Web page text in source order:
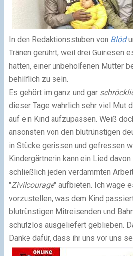
In den Redaktionsstuben von Blöd
Tränen gerührt, weil drei Guinesen
hatten, einer unbeholfenen Mutter
behilflich zu sein.
Es gehört im ganz und gar
dieser Tage wahrlich sehr viel Mut
auf ein Kind aufzupassen. Weiß
ansonsten von den blutrünstigen
in Stücke gerissen und gefressen
Kindergärtnerin kann ein Lied
schließlich jeden verdammten
"Zivilcourage" aufbieten. Ich wage
vorzustellen, was dem Kind
blutrünstigen Mitreisenden und
schutzlos ausgeliefert geblieben.
Danke dafür, dass ihr uns vor uns